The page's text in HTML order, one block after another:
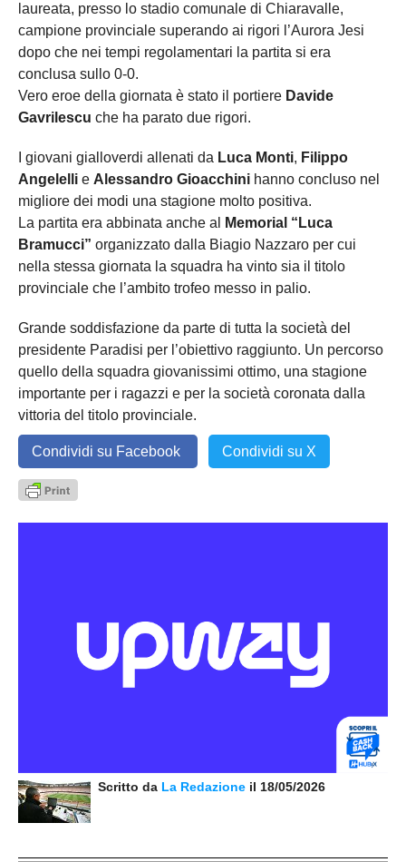
laureata, presso lo stadio comunale di Chiaravalle,
campione provinciale superando ai rigori l’Aurora Jesi
dopo che nei tempi regolamentari la partita si era
conclusa sullo 0-0.
Vero eroe della giornata è stato il portiere Davide
Gavrilescu che ha parato due rigori.
I giovani gialloverdi allenati da Luca Monti, Filippo
Angelelli e Alessandro Gioacchini hanno concluso nel
migliore dei modi una stagione molto positiva.
La partita era abbinata anche al
Memorial “Luca
Bramucci” organizzato dalla Biagio Nazzaro per cui
nella stessa giornata la squadra ha vinto sia il titolo
provinciale che l’ambito trofeo messo in palio.
Grande soddisfazione da parte di tutta la società del
presidente Paradisi per l’obiettivo raggiunto. Un percorso
quello della squadra giovanissimi ottimo, una stagione
importante per i ragazzi e per la società coronata dalla
vittoria del titolo provinciale.
Condividi su Facebook Condividi su X
Scritto da La Redazione il 18/05/2026